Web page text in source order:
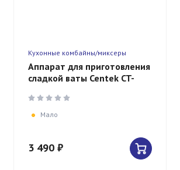
Кухонные комбайны/миксеры
Аппарат для приготовления
сладкой ваты Centek CT-
цветная вата
Мало
3 490 ₽